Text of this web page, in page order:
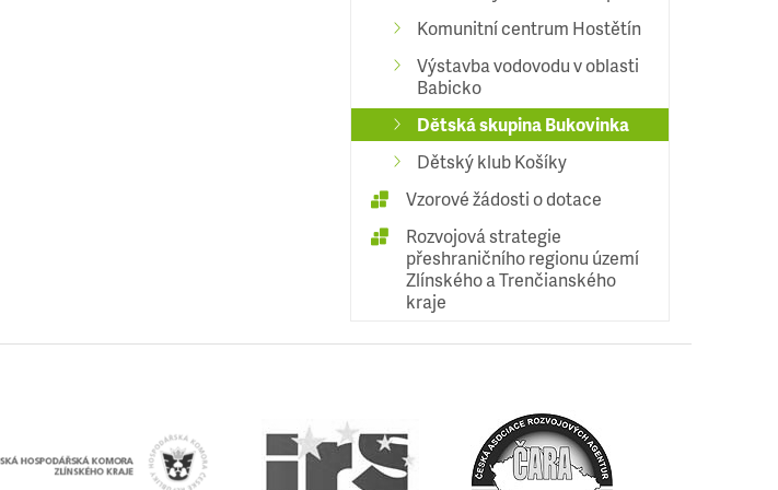
Komunitní centrum Hostětín
Výstavba vodovodu v oblasti
Babicko
Dětská skupina Bukovinka
Dětský klub Košíky
Vzorové žádosti o dotace
Rozvojová strategie
přeshraničního regionu území
Zlínského a Trenčianského
kraje